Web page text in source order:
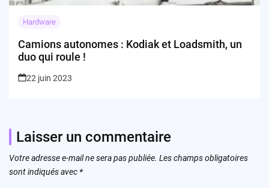
Hardware
Camions autonomes : Kodiak et Loadsmith, un
duo qui roule !
22 juin 2023
Laisser un commentaire
Votre adresse e-mail ne sera pas publiée. Les champs obligatoires
sont indiqués avec *